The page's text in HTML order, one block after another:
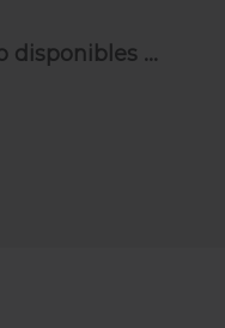
disponibles ...